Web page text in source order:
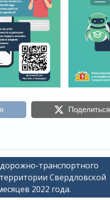
Поделиться
транспортного
Свердловской
2022 года.